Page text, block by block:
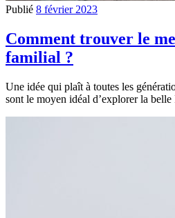
Publié 8 février 2023
Comment trouver le
familial ?
Une idée qui plaît à toutes les
sont le moyen idéal d’explorer la